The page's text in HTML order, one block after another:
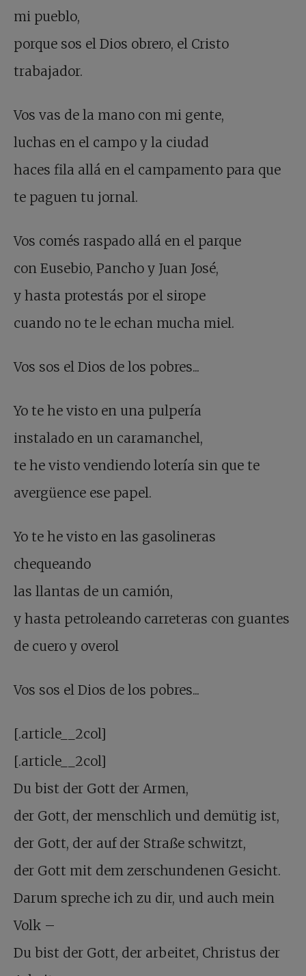
mi pueblo,
porque sos el Dios obrero, el Cristo
trabajador.
Vos vas de la mano con mi gente,
luchas en el campo y la ciudad
haces fila allá en el campamento para que
te paguen tu jornal.
Vos comés raspado allá en el parque
con Eusebio, Pancho y Juan José,
y hasta protestás por el sirope
cuando no te le echan mucha miel.
Vos sos el Dios de los pobres...
Yo te he visto en una pulpería
instalado en un caramanchel,
te he visto vendiendo lotería sin que te
avergüence ese papel.
Yo te he visto en las gasolineras
chequeando
las llantas de un camión,
y hasta petroleando carreteras con guantes
de cuero y overol
Vos sos el Dios de los pobres...
[.article__2col]
[.article__2col]
Du bist der Gott der Armen,
der Gott, der menschlich und demütig ist,
der Gott, der auf der Straße schwitzt,
der Gott mit dem zerschundenen Gesicht.
Darum spreche ich zu dir, und auch mein
Volk –
Du bist der Gott, der arbeitet, Christus der